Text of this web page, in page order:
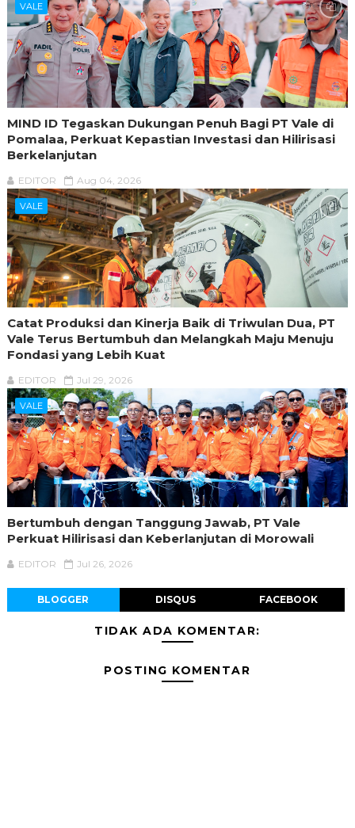
VALE
MIND ID Tegaskan Dukungan Penuh Bagi PT Vale di
Pomalaa, Perkuat Kepastian Investasi dan Hilirisasi
Berkelanjutan
EDITOR Aug 04, 2026
VALE
Catat Produksi dan Kinerja Baik di Triwulan Dua, PT
Vale Terus Bertumbuh dan Melangkah Maju Menuju
Fondasi yang Lebih Kuat
EDITOR Jul 29, 2026
VALE
Bertumbuh dengan Tanggung Jawab, PT Vale
Perkuat Hilirisasi dan Keberlanjutan di Morowali
EDITOR Jul 26, 2026
BLOGGER DISQUS FACEBOOK
TIDAK ADA KOMENTAR:
POSTING KOMENTAR